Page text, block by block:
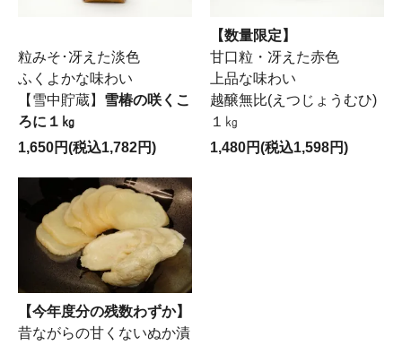
粒みそ･冴えた淡色
ふくよかな味わい
【雪中貯蔵】 雪椿の咲くこ
ろに１㎏
1,650円(税込1,782円)
【数量限定】
甘口粒・冴えた赤色
上品な味わい
越醸無比(えつじょうむひ)
１㎏
1,480円(税込1,598円)
【今年度分の残数わずか】
昔ながらの甘くないぬか漬